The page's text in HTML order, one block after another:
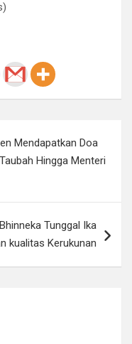
Mendapatkan Doa
Hingga Menteri
Tunggal Ika
kualitas Kerukunan